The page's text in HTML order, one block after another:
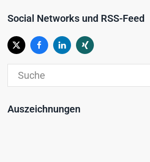
Social Networks und RSS-Feed
Auszeichnungen